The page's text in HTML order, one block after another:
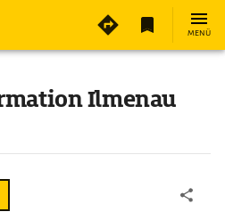
MENÜ
Ilmenau